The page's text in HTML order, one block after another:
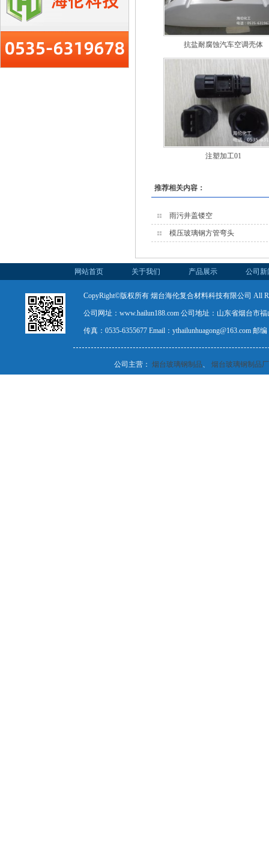
抗盐耐腐蚀汽车空调壳体
注塑加工01
推荐相关内容：
雨污井盖镂空
模压玻璃钢方管弯头
网站首页 关于我们 产品展示 公司新
CopyRight©版权所有 烟台海伦复合材料科技有限公司 All
公司网址：www.hailun188.com 公司地址：山东省烟台市
传真：0535-6355677 Email：ythailunhuagong@163.com 邮
公司主营： 烟台玻璃钢制品、 烟台玻璃钢制品厂